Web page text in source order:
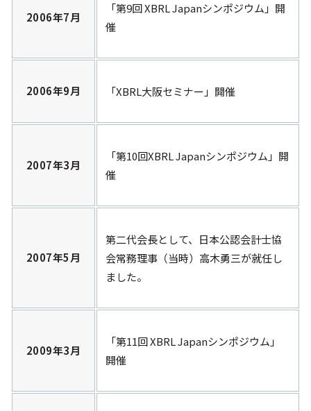
2006年7月
「第9回 XBRL Japanシンポジウム」開
催
2006年9月 「XBRL大阪セミナー」開催
2007年3月
「第10回XBRL Japanシンポジウム」開
催
2007年5月
第二代会長として、日本公認会計士協
会常務理事（当時）高木勇三が就任し
ました。
2009年3月
「第11回 XBRL Japanシンポジウム」
開催